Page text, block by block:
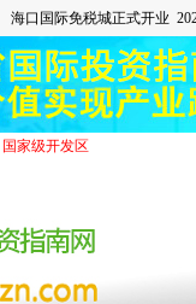
国家级开发区